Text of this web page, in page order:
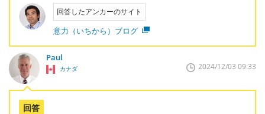
回答したアンカーのサイト
意力（いちから）ブログ
Paul
カナダ 2024/12/03 09:33
回答